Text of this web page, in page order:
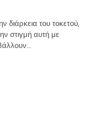
διάρκεια του τοκετού,
στιγμή αυτή με